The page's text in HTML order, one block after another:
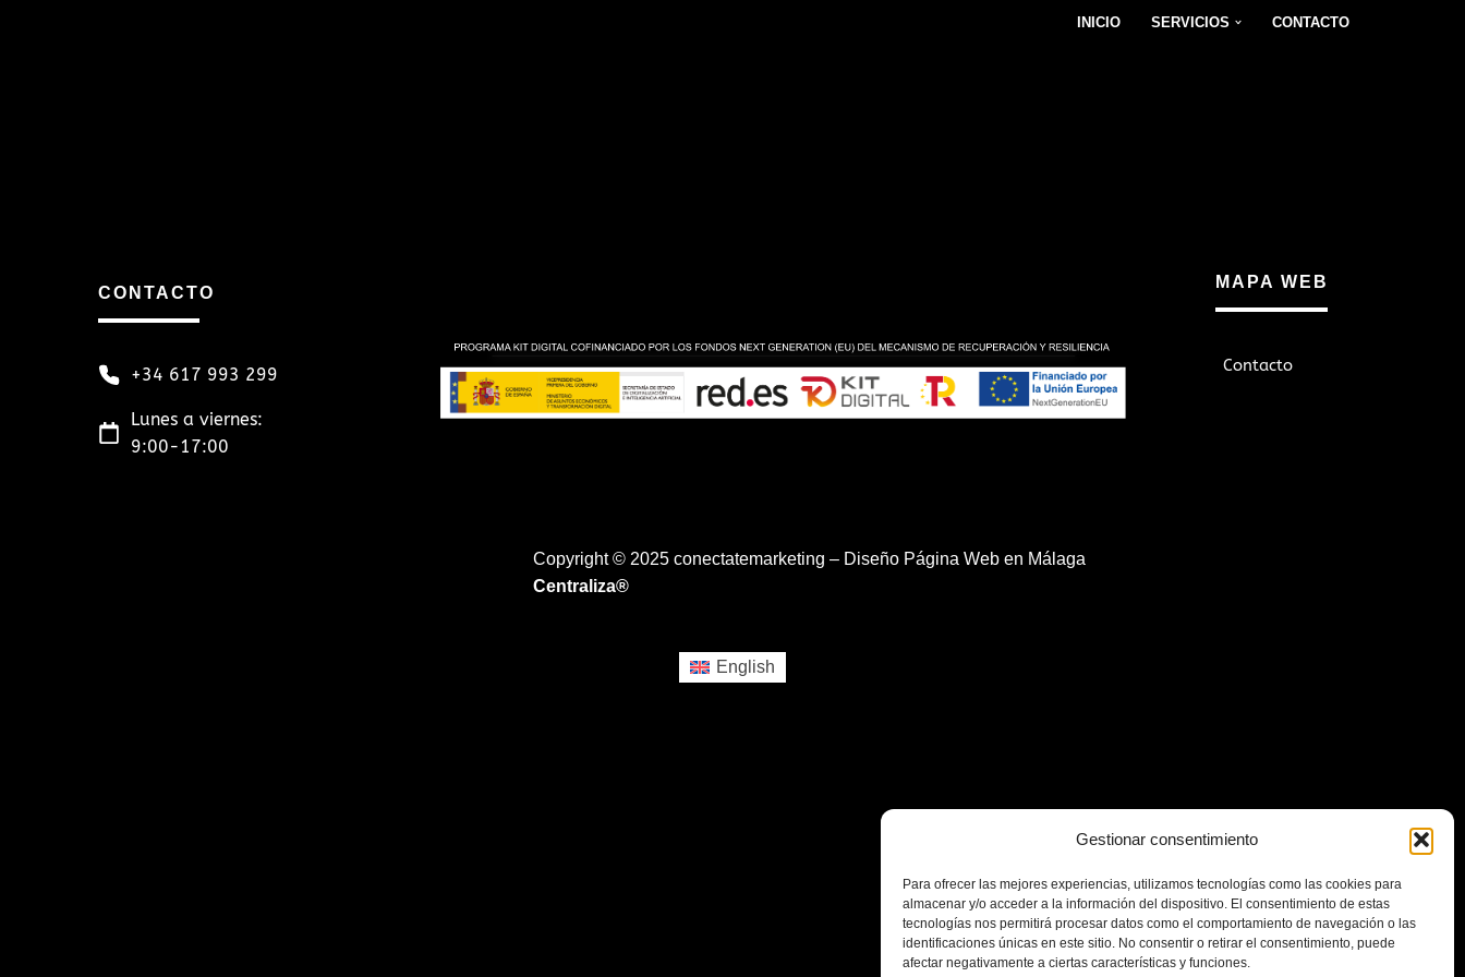
Gestionar consentimiento
Para ofrecer las mejores experiencias, utilizamos tecnologías como las cookies para
almacenar y/o acceder a la información del dispositivo. El consentimiento de estas
tecnologías nos permitirá procesar datos como el comportamiento de navegación o las
identificaciones únicas en este sitio. No consentir o retirar el consentimiento, puede
afectar negativamente a ciertas características y funciones.
INICIO SERVICIOS CONTACTO
CONTACTO
+34 617 993 299
Lunes a viernes:
9:00-17:00
MAPA WEB
Contacto
Copyright © 2025 conectatemarketing – Diseño Página Web en Málaga
Centraliza®
English